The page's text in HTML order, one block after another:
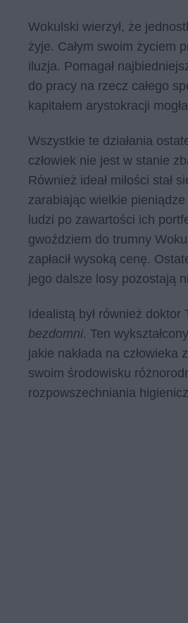
Wokulski wierzył, że
żyje. Całym swoim życiem
iluzja. Pomagał
do pracy na rzecz całego
kapitałem arystokracji
Wszystkie te działania
człowiek nie jest w stanie
Również ideał miłości stał
zarabiając wielkie
ludzi po zawartości ich
gwoździem do trumny
zapłacił wysoką cenę.
jego dalsze losy pozostają
Idealistą był również
bezdomni. Ten
jakie nakłada na człowieka
swoim środowisku
rozpowszechniania